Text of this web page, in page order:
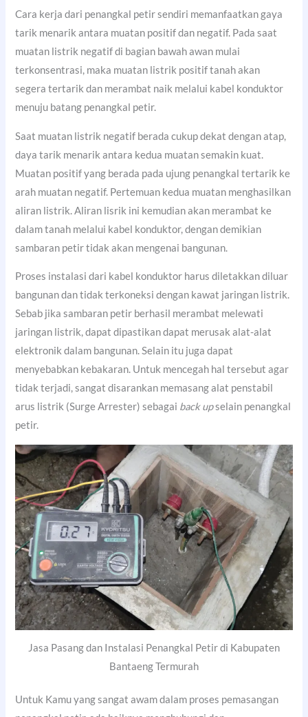
Cara kerja dari penangkal petir sendiri memanfaatkan gaya
tarik menarik antara muatan positif dan negatif. Pada saat
muatan listrik negatif di bagian bawah awan mulai
terkonsentrasi, maka muatan listrik positif tanah akan
segera tertarik dan merambat naik melalui kabel konduktor
menuju batang penangkal petir.
Saat muatan listrik negatif berada cukup dekat dengan atap,
daya tarik menarik antara kedua muatan semakin kuat.
Muatan positif yang berada pada ujung penangkal tertarik ke
arah muatan negatif. Pertemuan kedua muatan menghasilkan
aliran listrik. Aliran lisrik ini kemudian akan merambat ke
dalam tanah melalui kabel konduktor, dengan demikian
sambaran petir tidak akan mengenai bangunan.
Proses instalasi dari kabel konduktor harus diletakkan diluar
bangunan dan tidak terkoneksi dengan kawat jaringan listrik.
Sebab jika sambaran petir berhasil merambat melewati
jaringan listrik, dapat dipastikan dapat merusak alat-alat
elektronik dalam bangunan. Selain itu juga dapat
menyebabkan kebakaran. Untuk mencegah hal tersebut agar
tidak terjadi, sangat disarankan memasang alat penstabil
arus listrik (Surge Arrester) sebagai back upselain penangkal
petir.
Jasa Pasang dan Instalasi Penangkal Petir di Kabupaten
Bantaeng Termurah
Untuk Kamu yang sangat awam dalam proses pemasangan